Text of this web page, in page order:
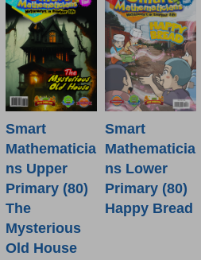
Smart
Mathematicia
ns Upper
Primary (80)
The
Mysterious
Old House
Smart
Mathematicia
ns Lower
Primary (80)
Happy Bread